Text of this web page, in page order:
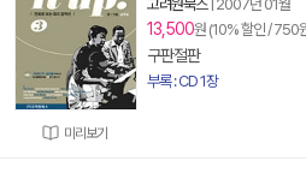
미리보기
고려원북스| 2007년 01월
13,500원 (10% 할인 / 750
구판절판
부록 : CD 1장